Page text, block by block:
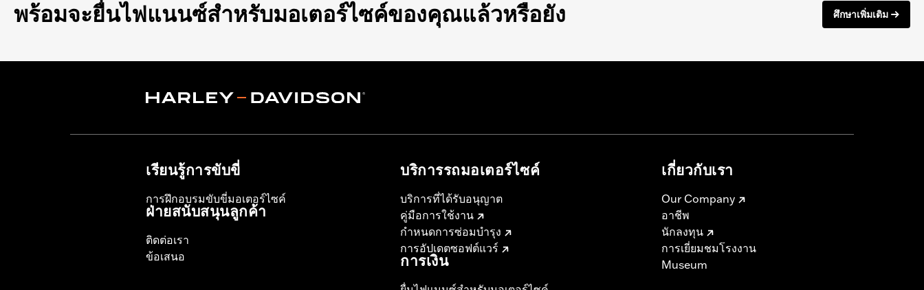
พร้อมจะยื่นไฟแนนซ์สำหรับมอเตอร์ไซค์ของคุณแล้วหรือยัง ศึกษาเพิ่มเติม
เรียนรู้การขับขี่
การฝึกอบรมขับขี่มอเตอร์ไซค์
ฝ่ายสนับสนุนลูกค้า
ติดต่อเรา
ข้อเสนอ
บริการรถมอเตอร์ไซค์​
บริการที่ได้รับอนุญาต
คู่มือการใช้งาน
กำหนดการซ่อมบำรุง
การอัปเดตซอฟต์แวร์
การเงิน
เกี่ยวกับเรา
Our Company
อาชีพ
นักลงทุน
การเยี่ยมชมโรงงาน
Museum